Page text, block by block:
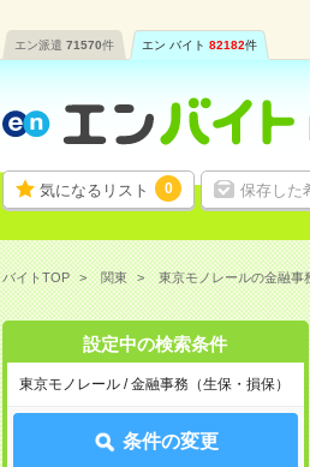
エン派遣 71570件 エン バイト 82182件
気になるリスト 0 保存した
バイトTOP 関東 東京モノレールの金融事
設定中の検索条件
東京モノレール / 金融事務（生保・損保）
条件の変更